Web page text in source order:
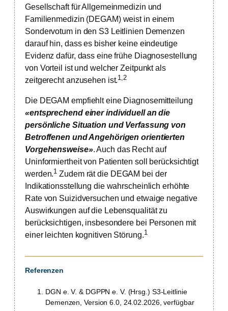
Gesellschaft für Allgemeinmedizin und
Familienmedizin (DEGAM) weist in einem
Sondervotum in den S3 Leitlinien Demenzen
darauf hin, dass es bisher keine eindeutige
Evidenz dafür, dass eine frühe Diagnosestellung
von Vorteil ist und welcher Zeitpunkt als
zeitgerecht anzusehen ist.1,2
Die DEGAM empfiehlt eine Diagnosemitteilung
«entsprechend einer individuell an die
persönliche Situation und Verfassung von
Betroffenen und Angehörigen orientierten
Vorgehensweise». Auch das Recht auf
Uninformiertheit von Patienten soll berücksichtigt
werden.1 Zudem rät die DEGAM bei der
Indikationsstellung die wahrscheinlich erhöhte
Rate von Suizidversuchen und etwaige negative
Auswirkungen auf die Lebensqualität zu
berücksichtigen, insbesondere bei Personen mit
einer leichten kognitiven Störung.1
Referenzen
DGN e. V. & DGPPN e. V. (Hrsg.) S3-Leitlinie
Demenzen, Version 6.0, 24.02.2026, verfügbar